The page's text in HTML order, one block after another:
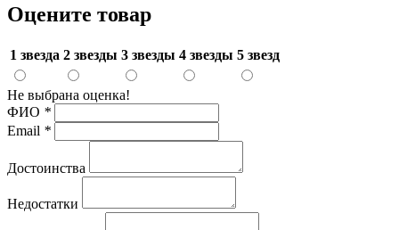
Оцените товар
1 звезда 2 звезды 3 звезды 4 звезды 5 звезд
Не выбрана оценка!
ФИО *
Email *
Достоинства
Недостатки